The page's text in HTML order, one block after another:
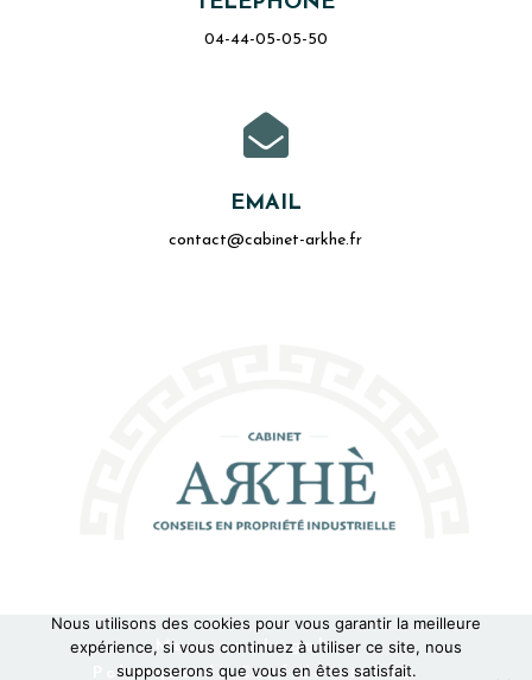
04-44-05-05-50

EMAIL
contact@cabinet-arkhe.fr
Mentions Légales
Politique de Confidentialité
Nous utilisons des cookies pour vous garantir la meilleure
expérience, si vous continuez à utiliser ce site, nous
supposerons que vous en êtes satisfait.